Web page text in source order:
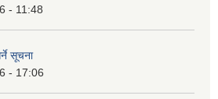
- 11:48
सूचना
- 17:06